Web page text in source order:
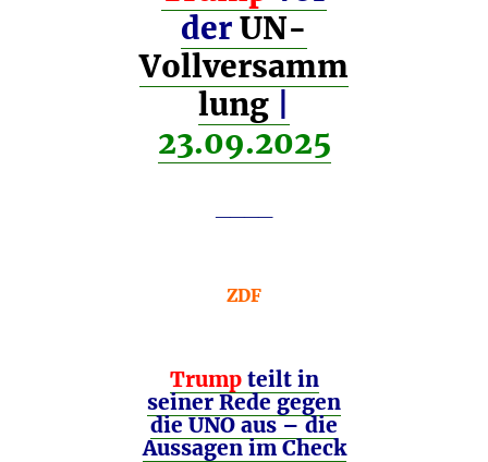
derUN-
Vollversamm
lung
23.09.2025
ZDF
Trumpteilt in
seiner Rede gegen
die UNO aus – die
Aussagen im Check